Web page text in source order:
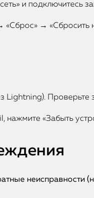
и подключитесь
«Сброс» → «Сбросить
Lightning). Проверьте
нажмите «Забыть
неисправности